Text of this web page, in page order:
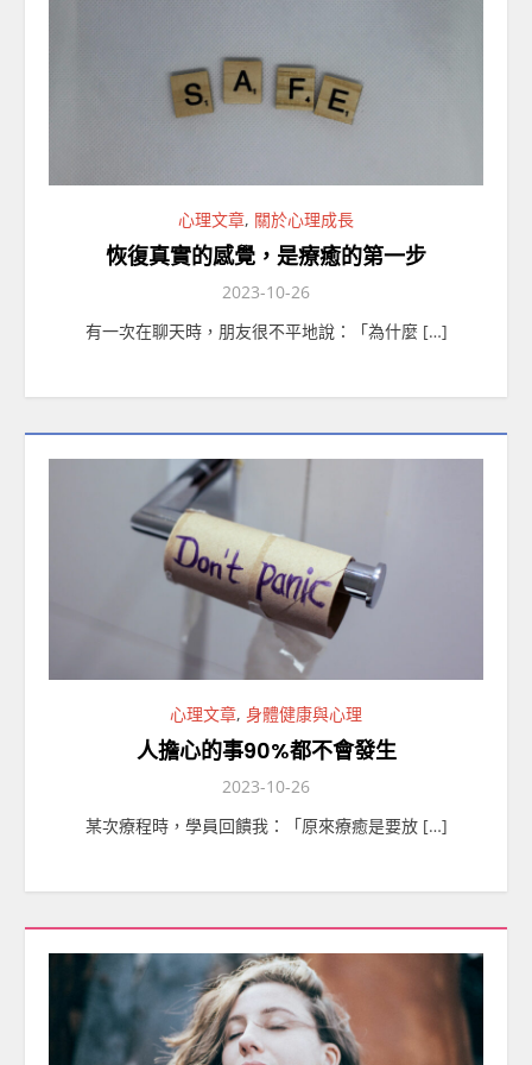
心理文章, 關於心理成長
恢復真實的感覺，是療癒的第一步
2023-10-26
有一次在聊天時，朋友很不平地說：「為什麼 […]
心理文章, 身體健康與心理
人擔心的事90%都不會發生
2023-10-26
某次療程時，學員回饋我：「原來療癒是要放 […]